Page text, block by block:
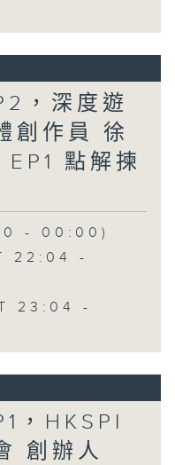
，深度遊
創作員 徐
點解揀
- 00:00)
22:04 -
23:04 -
，HKSPI
創辦人